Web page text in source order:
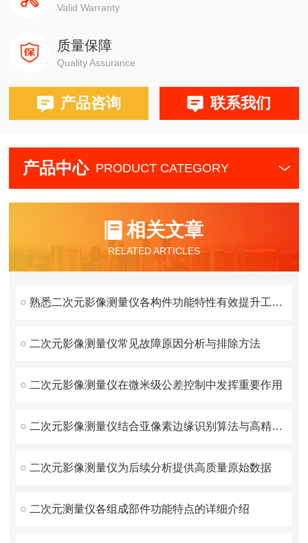
Valid Warranty
质量保障
Quality Assurance
产品咨询 联系我们
产品中心 PRODUCT CATEGORY
相关文章
RELATED ARTICLES
熟悉二次元影像测量仪各构件功能特性有效提升工件检测的准确性
二次元影像测量仪常见故障原因分析与排除方法
二次元影像测量仪在微米级公差控制中发挥重要作用
二次元影像测量仪结合亚像素边缘识别算法与高精度光栅尺
二次元影像测量仪为后续分析提供高质量原始数据
二次元测量仪各组成部件功能特点的详细介绍